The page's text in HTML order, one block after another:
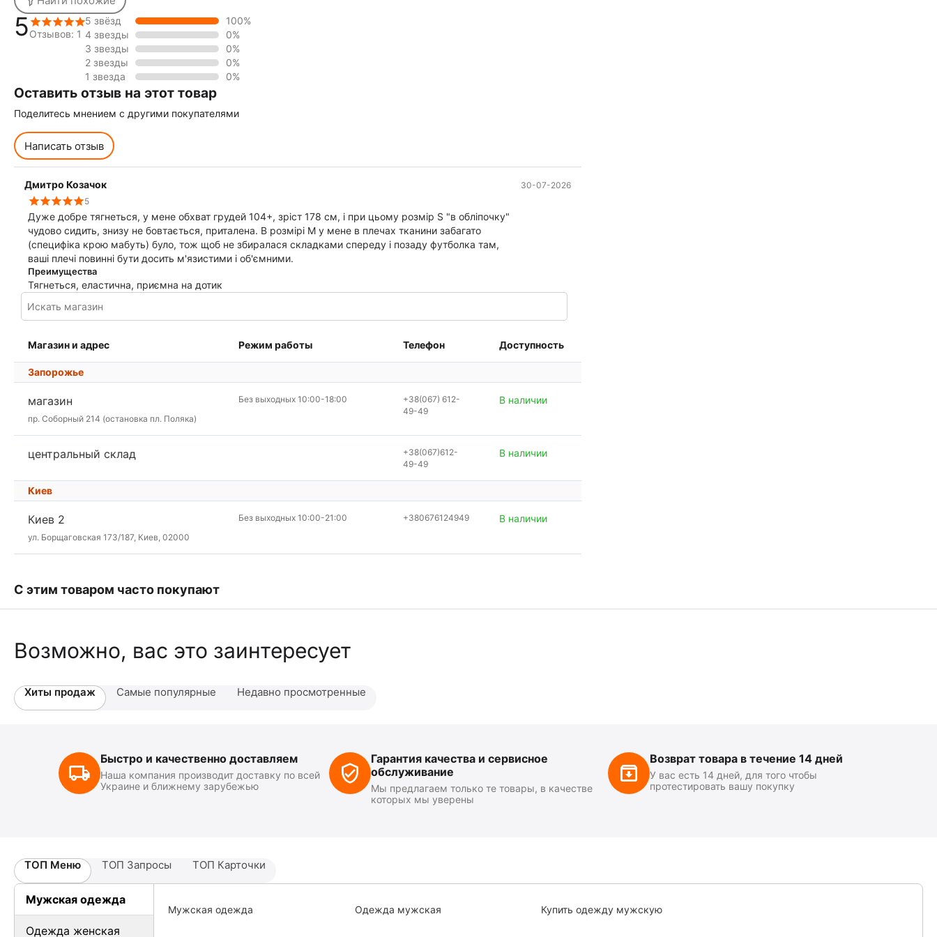
5Отзывов: 1
5 звёзд
100%
4 звезды
0%
3 звезды
0%
2 звезды
0%
1 звезда
0%
Оставить отзыв на этот товар
Поделитесь мнением с другими покупателями
Написать отзыв
Дмитро Козачок
30-07-2026
5
Дуже добре тягнеться, у мене обхват грудей 104+, зріст 178 см, і при цьому розмір S "в обліпочку"
чудово сидить, знизу не бовтається, приталена. В розмірі М у мене в плечах тканини забагато
(специфіка крою мабуть) було, тож щоб не збиралася складками спереду і позаду футболка там,
ваші плечі повинні бути досить м'язистими і об'ємними.
Преимущества
Тягнеться, еластична, приємна на дотик
Магазин и адрес Режим работы Телефон Доступность
Запорожье
магазин
пр. Соборный 214 (остановка пл. Поляка)
Без выходных 10:00-18:00
+38(067) 612-
49-49
В наличии
центральный склад
+38(067)612-
49-49
В наличии
Киев
Киев 2
ул. Борщаговская 173/187, Киев, 02000
Без выходных 10:00-21:00 +380676124949 В наличии
С этим товаром часто покупают
Возможно, вас это заинтересует
Хиты продаж Самые популярные Недавно просмотренные
Быстро и качественно доставляем
Наша компания производит доставку по всей
Украине и ближнему зарубежью
Гарантия качества и сервисное
обслуживание
Мы предлагаем только те товары, в качестве
которых мы уверены
Возврат товара в течение 14 дней
У вас есть 14 дней, для того чтобы
протестировать вашу покупку
ТОП Меню ТОП Запросы ТОП Карточки
Мужская одежда
Одежда женская
Мужская одежда Одежда мужская Купить одежду мужскую